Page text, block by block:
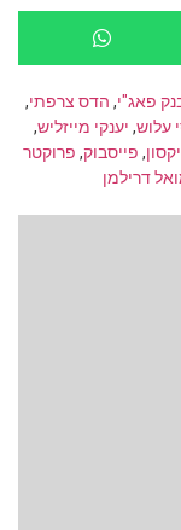
פאג"י, הדס צרפתי,
עלוש, יענקי מייזליש,
, פייסבוק, פרוקטר
דרילמן